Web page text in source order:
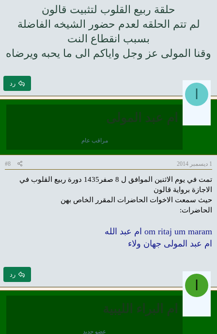
حلقة ربيع القلوب لتثبيت قالون
لم تتم الحلقه لعدم حضور الشيخه الفاضلة
بسبب انقطاع النت
وقنا المولى عز وجل واياكم الى ما يحبه ويرضاه
رد
ام عبد المولى
مراقب عام
1 ديسمبر 2014 #8
تمت في يوم الاثنين الموافق ل 8 صفر1435 دورة ربيع القلوب في
الاجازة برواية قالون
حيث سمعت الاخوات الحاضرات المقرر الخاص بهن
الحاضرات:
om ritaj um maram ام عبد الله
ام عبد المولى جهان ولاء
رد
ام البراء الليبية
عضو جديد